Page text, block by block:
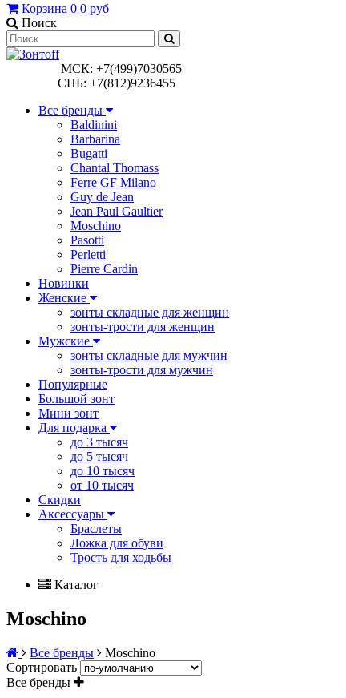
Корзина 0 0 руб
Поиск
МСК: +7(499)7030565
СПБ: +7(812)9236455
Все бренды
Baldinini
Barbarina
Bugatti
Chantal Thomass
Ferre GF Milano
Guy de Jean
Jean Paul Gaultier
Moschino
Pasotti
Perletti
Pierre Cardin
Новинки
Женские
зонты складные для женщин
зонты-трости для женщин
Мужские
зонты складные для мужчин
зонты-трости для мужчин
Популярные
Большой зонт
Мини зонт
Для подарка
до 3 тысяч
до 5 тысяч
до 10 тысяч
от 10 тысяч
Скидки
Аксессуары
Браслеты
Ложка для обуви
Трость для ходьбы
Каталог
Moschino
Все бренды
Moschino
Сортировать
Все бренды